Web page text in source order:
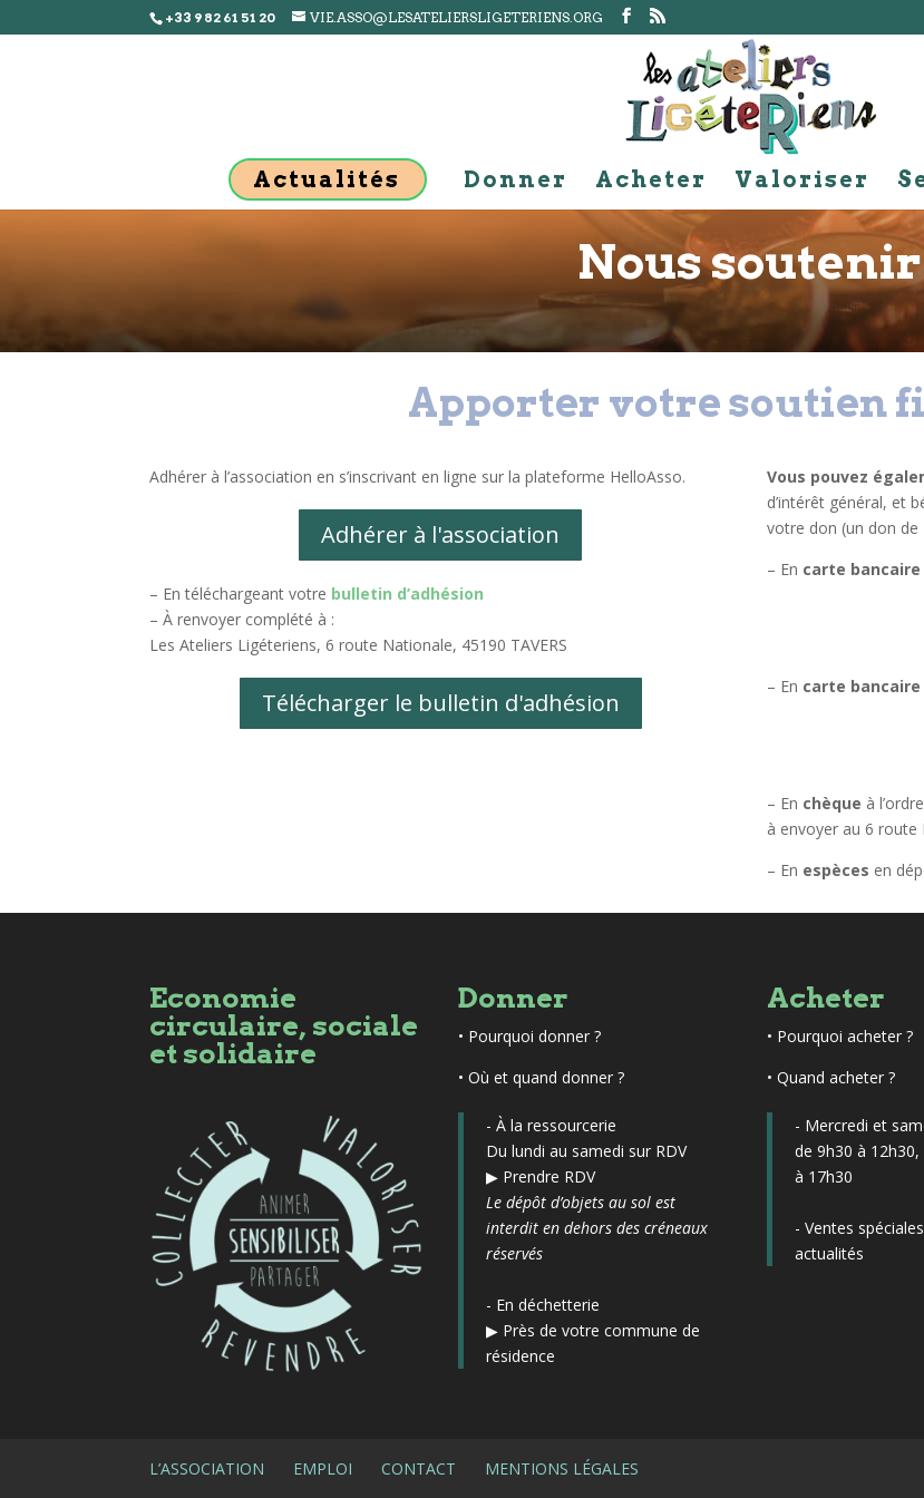
+33 9 82 61 51 20 VIE.ASSO@LESATELIERSLIGETERIENS.ORG
Actualités Donner Acheter Valoriser
Nous soutenir
Apporter votre soutien
Adhérer à l’association en s’inscrivant en ligne sur la plateforme HelloAsso.
Adhérer à l'association
– En téléchargeant votre bulletin d’adhésion
– À renvoyer complété à :
Les Ateliers Ligéteriens, 6 route Nationale, 45190 TAVERS
Télécharger le bulletin d'adhésion
Vous pouvez
d’intérêt général, et
votre don (un don de
– En carte bancaire
– En carte bancaire
– En chèque à
à envoyer au 6 route
– En espèces en
Economie
circulaire, sociale
et solidaire
Donner
• Pourquoi donner ?
• Où et quand donner ?
- À la ressourcerie
Du lundi au samedi sur RDV
▶ Prendre RDV
Le dépôt d’objets au sol est
interdit en dehors des créneaux
réservés
- En déchetterie
▶ Près de votre commune de
résidence
Acheter
• Pourquoi acheter ?
• Quand acheter ?
- Mercredi et
de 9h30 à
à 17h30
- Ventes
actualités
L’ASSOCIATION EMPLOI CONTACT MENTIONS LÉGALES